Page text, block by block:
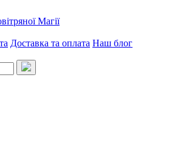
Магії
Доставка та оплата Наш блог